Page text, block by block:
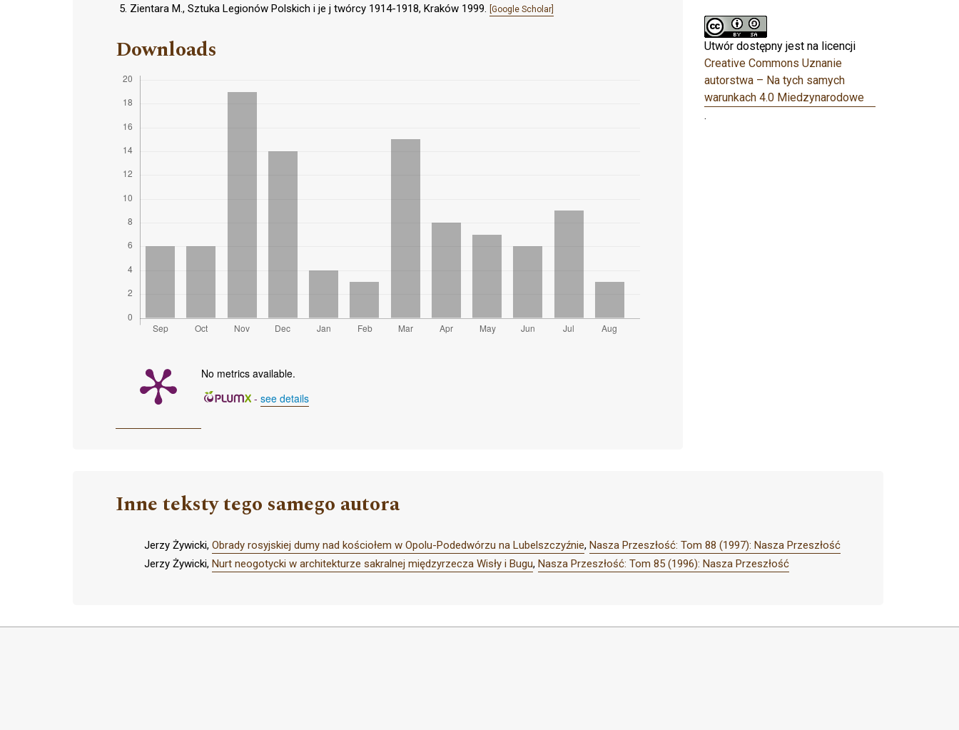
Zientara M., Sztuka Legionów Polskich i je j twórcy 1914-1918, Kraków 1999. [Google Scholar]
Downloads
No metrics available.
- see details
Utwór dostępny jest na licencji
Creative Commons Uznanie
autorstwa – Na tych samych
warunkach 4.0 Miedzynarodowe
.
Inne teksty tego samego autora
Jerzy Żywicki, Obrady rosyjskiej dumy nad kościołem w Opolu-Podedwórzu na Lubelszczyźnie, Nasza Przeszłość: Tom 88 (1997): Nasza Przeszłość
Jerzy Żywicki, Nurt neogotycki w architekturze sakralnej międzyrzecza Wisły i Bugu, Nasza Przeszłość: Tom 85 (1996): Nasza Przeszłość